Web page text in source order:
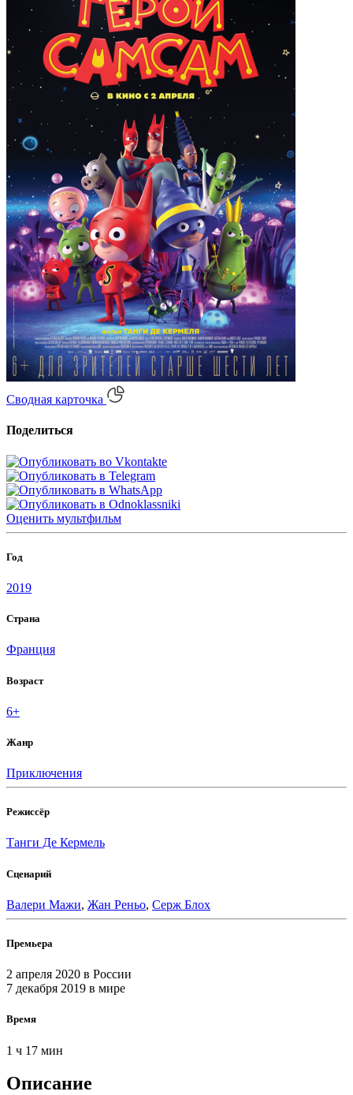
Сводная карточка
Поделиться
Оценить мультфильм
Год
2019
Страна
Франция
Возраст
6+
Жанр
Приключения
Режиссёр
Танги Де Кермель
Сценарий
Валери Мажи, Жан Реньо, Серж Блох
Премьера
2 апреля 2020 в России
7 декабря 2019 в мире
Время
1 ч 17 мин
Описание